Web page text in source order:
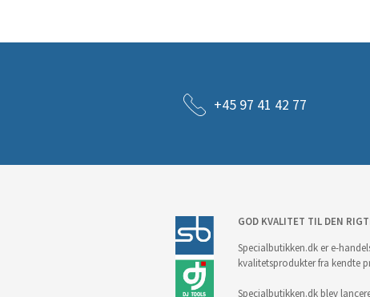
+45 97 41 42 77
GOD KVALITET TIL DEN
Specialbutikken.dk er e-
kvalitetsprodukter fra kendte
Specialbutikken.dk blev